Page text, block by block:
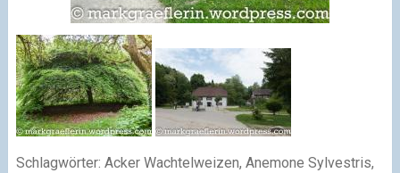
Schlagwörter: Acker Wachtelweizen, Anemone Sylvestris,